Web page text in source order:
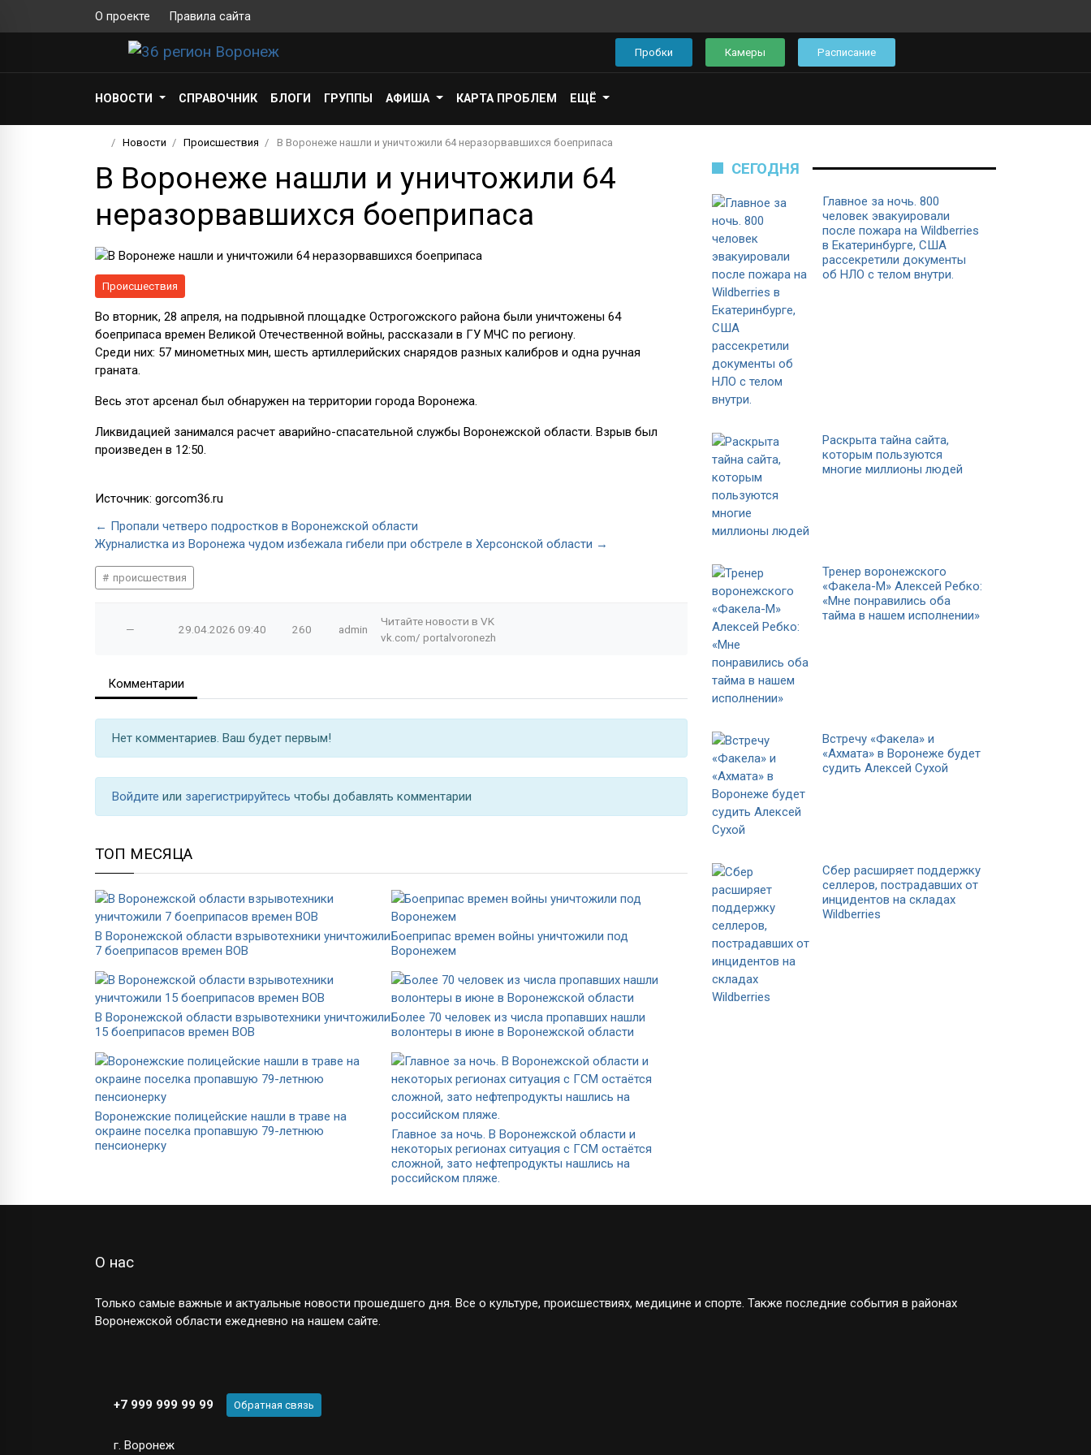
О проекте Правила сайта
Пробки Камеры Расписание
НОВОСТИ СПРАВОЧНИК БЛОГИ ГРУППЫ АФИША КАРТА ПРОБЛЕМ ЕЩЁ
Новости Происшествия В Воронеже нашли и уничтожили 64 неразорвавшихся боеприпаса
В Воронеже нашли и уничтожили 64
неразорвавшихся боеприпаса
Происшествия
Во вторник, 28 апреля, на подрывной площадке Острогожского района были уничтожены 64
боеприпаса времен Великой Отечественной войны, рассказали в ГУ МЧС по региону.
Среди них: 57 минометных мин, шесть артиллерийских снарядов разных калибров и одна ручная
граната.
Весь этот арсенал был обнаружен на территории города Воронежа.
Ликвидацией занимался расчет аварийно-спасательной службы Воронежской области. Взрыв был
произведен в 12:50.
Источник: gorcom36.ru
← Пропали четверо подростков в Воронежской области
Журналистка из Воронежа чудом избежала гибели при обстреле в Херсонской области →
происшествия
— 29.04.2026 09:40 260 admin
Читайте новости в VK
vk.com/ portalvoronezh
Комментарии
Нет комментариев. Ваш будет первым!
Войдите или зарегистрируйтесь чтобы добавлять комментарии
ТОП МЕСЯЦА
В Воронежской области взрывотехники уничтожили
7 боеприпасов времен ВОВ
Боеприпас времен войны уничтожили под
Воронежем
В Воронежской области взрывотехники уничтожили
15 боеприпасов времен ВОВ
Более 70 человек из числа пропавших нашли
волонтеры в июне в Воронежской области
Воронежские полицейские нашли в траве на
окраине поселка пропавшую 79-летнюю
пенсионерку
Главное за ночь. В Воронежской области и
некоторых регионах ситуация с ГСМ остаётся
сложной, зато нефтепродукты нашлись на
российском пляже.
СЕГОДНЯ
Главное за ночь. 800
человек эвакуировали
после пожара на Wildberries
в Екатеринбурге, США
рассекретили документы
об НЛО с телом внутри.
Раскрыта тайна сайта,
которым пользуются
многие миллионы людей
Тренер воронежского
«Факела-М» Алексей Ребко:
«Мне понравились оба
тайма в нашем исполнении»
Встречу «Факела» и
«Ахмата» в Воронеже будет
судить Алексей Сухой
Сбер расширяет поддержку
селлеров, пострадавших от
инцидентов на складах
Wildberries
О нас
Только самые важные и актуальные новости прошедшего дня. Все о культуре, происшествиях, медицине и спорте. Также последние события в районах
Воронежской области ежедневно на нашем сайте.
+7 999 999 99 99 Обратная связь
г. Воронеж